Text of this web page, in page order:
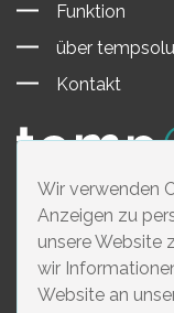
Wir verwenden
Anzeigen zu
unsere Website
wir
Website an
Funktion
über
Kontakt
© 2026
Sitemap